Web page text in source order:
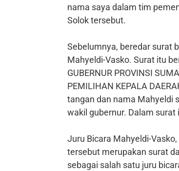
nama saya dalam tim
Solok tersebut.
Sebelumnya, beredar surat
Mahyeldi-Vasko. Surat itu
GUBERNUR PROVINSI
PEMILIHAN KEPALA
tangan dan nama Mahyeldi
wakil gubernur. Dalam surat
Juru Bicara Mahyeldi-
tersebut merupakan surat
sebagai salah satu juru